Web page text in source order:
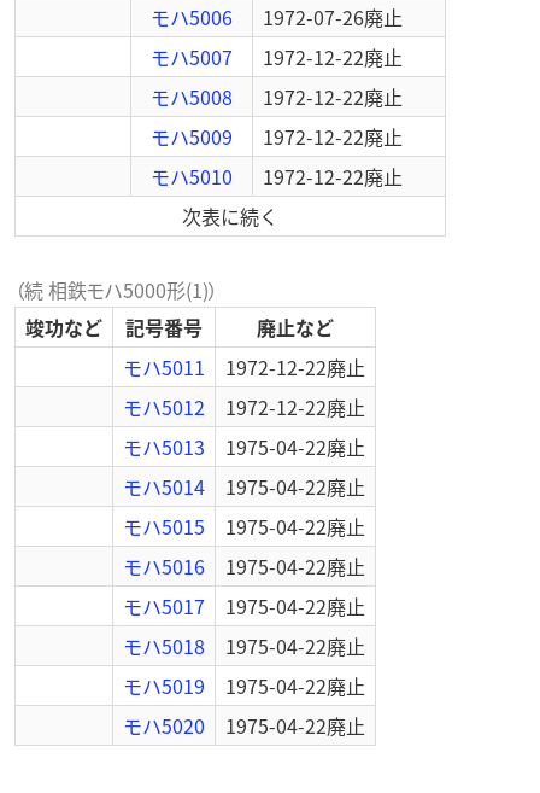
モハ5006
1972-07-26廃止
モハ5007
1972-12-22廃止
モハ5008
1972-12-22廃止
モハ5009
1972-12-22廃止
モハ5010
1972-12-22廃止
次表に続く
（続 相鉄モハ5000形(1)）
竣功など
記号番号
廃止など
モハ5011
1972-12-22廃止
モハ5012
1972-12-22廃止
モハ5013
1975-04-22廃止
モハ5014
1975-04-22廃止
モハ5015
1975-04-22廃止
モハ5016
1975-04-22廃止
モハ5017
1975-04-22廃止
モハ5018
1975-04-22廃止
モハ5019
1975-04-22廃止
モハ5020
1975-04-22廃止